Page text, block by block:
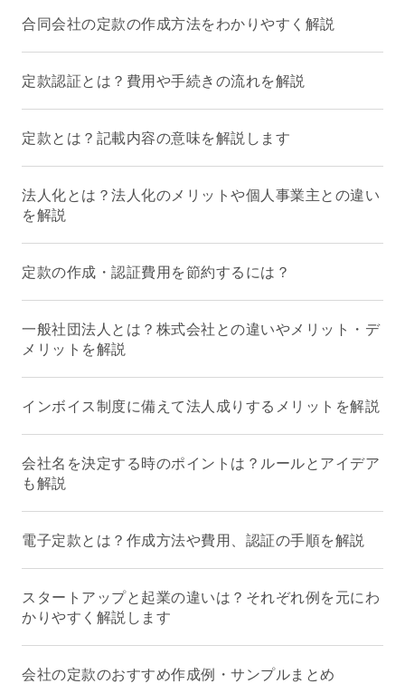
合同会社の定款の作成方法をわかりやすく解説
定款認証とは？費用や手続きの流れを解説
定款とは？記載内容の意味を解説します
法人化とは？法人化のメリットや個人事業主との違い
を解説
定款の作成・認証費用を節約するには？
一般社団法人とは？株式会社との違いやメリット・デ
メリットを解説
インボイス制度に備えて法人成りするメリットを解説
会社名を決定する時のポイントは？ルールとアイデア
も解説
電子定款とは？作成方法や費用、認証の手順を解説
スタートアップと起業の違いは？それぞれ例を元にわ
かりやすく解説します
会社の定款のおすすめ作成例・サンプルまとめ